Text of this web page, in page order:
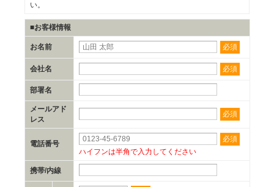
い。
■お客様情報
お名前 必須
会社名 必須
部署名
メールアド
レス
必須
電話番号
必須
ハイフンは半角で入力してください
携帯/内線